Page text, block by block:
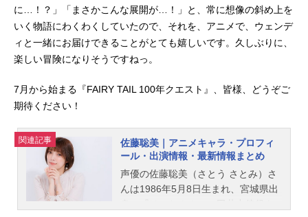
に…！？」「まさかこんな展開が…！」と、常に想像の斜め上を
いく物語にわくわくしていたので、それを、アニメで、ウェンデ
ィと一緒にお届けできることがとても嬉しいです。久しぶりに、
楽しい冒険になりそうですねっ。
7月から始まる『FAIRY TAIL 100年クエスト』、皆様、どうぞご
期待ください！
関連記事
佐藤聡美｜アニメキャラ・プロフィ
ール・出演情報・最新情報まとめ
声優の佐藤聡美（さとう さとみ）さ
んは1986年5月8日生まれ、宮城県出